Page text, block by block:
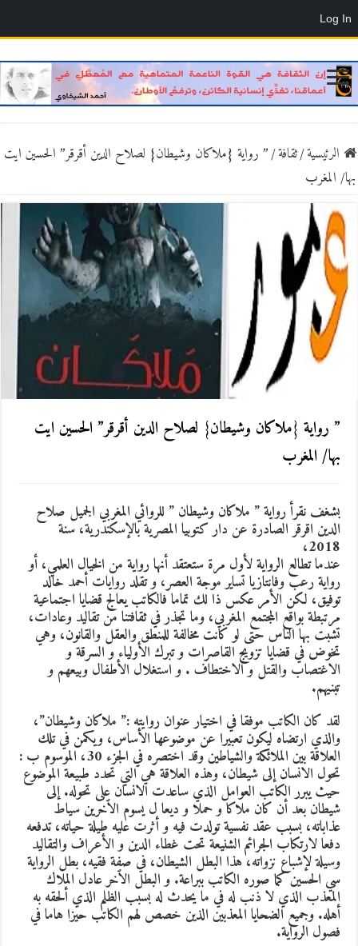
الرئيسية/ثقافة/” رواية {ملاكان وشيطان} لصلاح الدين أقرقر” الحسين ايت
بها/ المغرب
” رواية {ملاكان وشيطان} لصلاح الدين أقرقر” الحسين ايت
بها/ المغرب
بشغف نقرأ رواية ” ملاكان وشيطان ” للروائي المغربي الجميل صلاح
الدين اقرقر الصادرة عن دار كتوبيا المصرية بالإسكندرية، سنة
2018،
عندما تطالع الرواية لأول مرة ستعتقد أنها رواية من الخيال العلمي، أو
رواية رعب وفانتازيا تساير موجة العصر، و تقلد روايات أحمد خالد
توفيق، لكن الأمر عكس ذا لك تماما فالكاتب يعالج قضايا اجتماعية
مرتبطة بواقع المجتمع المغربي، وما تجذر في ثقافتنا من تقاليد وعادات،
تشبت بها الناس حتى لو كانت مخالفة للمنطق والعقل والقانون، وهي
تخوض في قضايا تزويج القاصرات و تبرك الأولياء و السرقة و
الاغتصاب والقتل و الاختطاف . و استغلال الأطفال وبيعهم و
تبنيهم.
لقد كان الكاتب موفقا في اختيار عنوان روايته :” ملاكان وشيطان”،
والذي ارتضاه ليكون تعبيرا عن موضوعها الأساس، ويكمن في تلك
العلاقة بين الملائكة والشياطين وقد اختصره في الجزء 30، الموسوم ب :
تحول الانسان إلى شيطان، وهذه العلاقة هي التي تحدد طبيعة الموضوع
حيث يبرر الكاتب العوامل الذي ساعدت الانسان على تحوله. إلى
شيطان بعد أن كان ملاكا و حملا و ديعا ل يسوم الٱخرين سياط
عذاباته، بسبب عقد نفسية تولدت فيه و أثرت عليه طيلة حياته، تدفعه
دفعا لارتكاب الجرائم الشنيعة تحت غطاء الدين و الأعراف والتقاليد
وسيلة لإشباع نزواته، هذا البطل الشيطان، في صفة فقيه، بطل الرواية
سي الحسين كما صوره الكاتب ببراعة. و البطل الٱخر عادل الملاك
المعذب الذي لا ذنب له في ما يحدث له بسبب الظلم الذي ألحقه به
أهله. وجميع الضحايا المعذبين الذين خصص لهم الكاتب حيزا هاما في
فصول الرواية.
Log In